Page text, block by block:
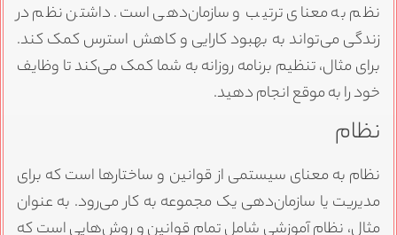
نظم به معنای ترتیب و سازمان‌دهی است. داشتن نظم در
زندگی می‌تواند به بهبود کارایی و کاهش استرس کمک کند.
برای مثال، تنظیم برنامه روزانه به شما کمک می‌کند تا وظایف
خود را به موقع انجام دهید.
نظام
نظام به معنای سیستمی از قوانین و ساختارها است که برای
مدیریت یا سازمان‌دهی یک مجموعه به کار می‌رود. به عنوان
مثال، نظام آموزشی شامل تمام قوانین و روش‌هایی است که